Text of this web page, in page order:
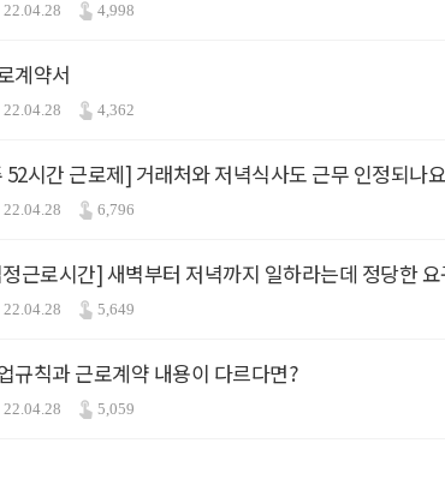
22.04.28 4,998
계약서
22.04.28 4,362
52시간 근로제] 거래처와 저녁식사도 근무 인정되나
22.04.28 6,796
근로시간] 새벽부터 저녁까지 일하라는데 정당한
22.04.28 5,649
규칙과 근로계약 내용이 다르다면?
22.04.28 5,059